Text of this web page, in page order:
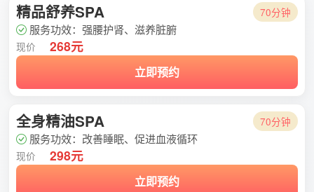
精品舒养SPA 70分钟
服务功效：强腰护肾、滋养脏腑
现价 268元
立即预约
全身精油SPA 70分钟
服务功效：改善睡眠、促进血液循环
现价 298元
立即预约